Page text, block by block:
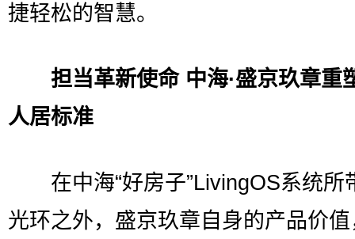
捷轻松的智慧。
担当革新使命 中海·盛京玖章重
人居标准
在中海“好房子”LivingOS系统所
光环之外，盛京玖章自身的产品价